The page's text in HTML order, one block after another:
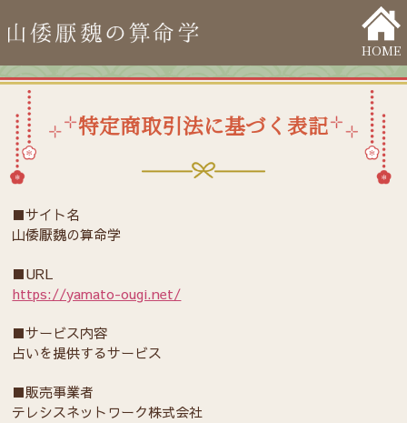
HOME
特定商取引法に基づく表記
■サイト名
山倭厭魏の算命学
■URL
https://yamato-ougi.net/
■サービス内容
占いを提供するサービス
■販売事業者
テレシスネットワーク株式会社